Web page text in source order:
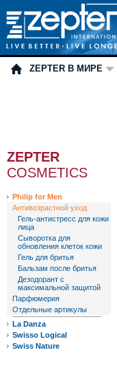
ZEPTER В МИРЕ
ZEPTER
COSMETICS
Philip for Men
Антивозрастной уход
Гель-антистресс для кожи
лица
Сыворотка для
обновления клеток кожи
Гель для бритья
Бальзам после бритья
Дезодорант с
максимальной защитой
Парфюмерия
Отдельные артикулы
La Danza
Swisso Logical
Swiss Nature